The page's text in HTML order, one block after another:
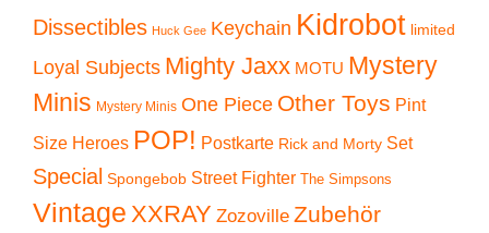
Dissectibles Huck Gee Keychain Kidrobot limited
Loyal Subjects Mighty Jaxx MOTU Mystery
Minis Mystery Minis One Piece Other Toys Pint
Size Heroes POP! Postkarte Rick and Morty Set
Special Spongebob Street Fighter The Simpsons
Vintage XXRAY Zozoville Zubehör